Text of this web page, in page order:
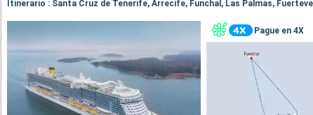
Itinerario : Santa Cruz de Tenerife, Arrecife, Funchal, Las Palmas,
Pague en 4X